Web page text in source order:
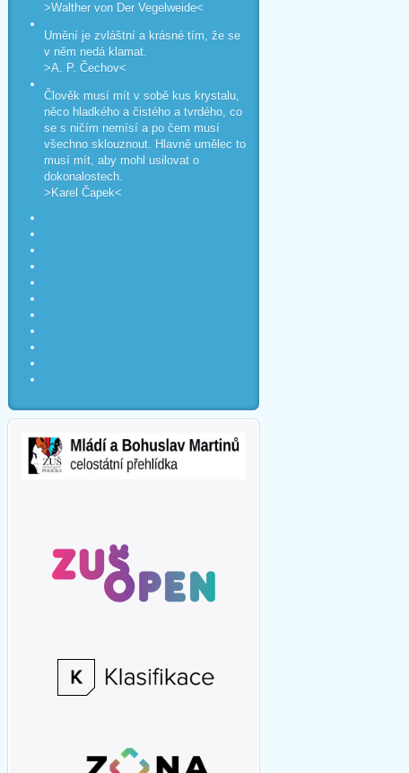
>Walther von Der Vegelweide<
Umění je zvláštní a krásné tím, že se
v něm nedá klamat.
>A. P. Čechov<
Člověk musí mít v sobě kus krystalu,
něco hladkého a čistého a tvrdého, co
se s ničím nemísí a po čem musí
všechno sklouznout. Hlavně umělec to
musí mít, aby mohl usilovat o
dokonalostech.
>Karel Čapek<